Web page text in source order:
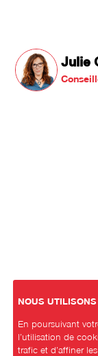
Julie
NOUS
En poursuivant
l’utilisation de
trafic et d’affiner